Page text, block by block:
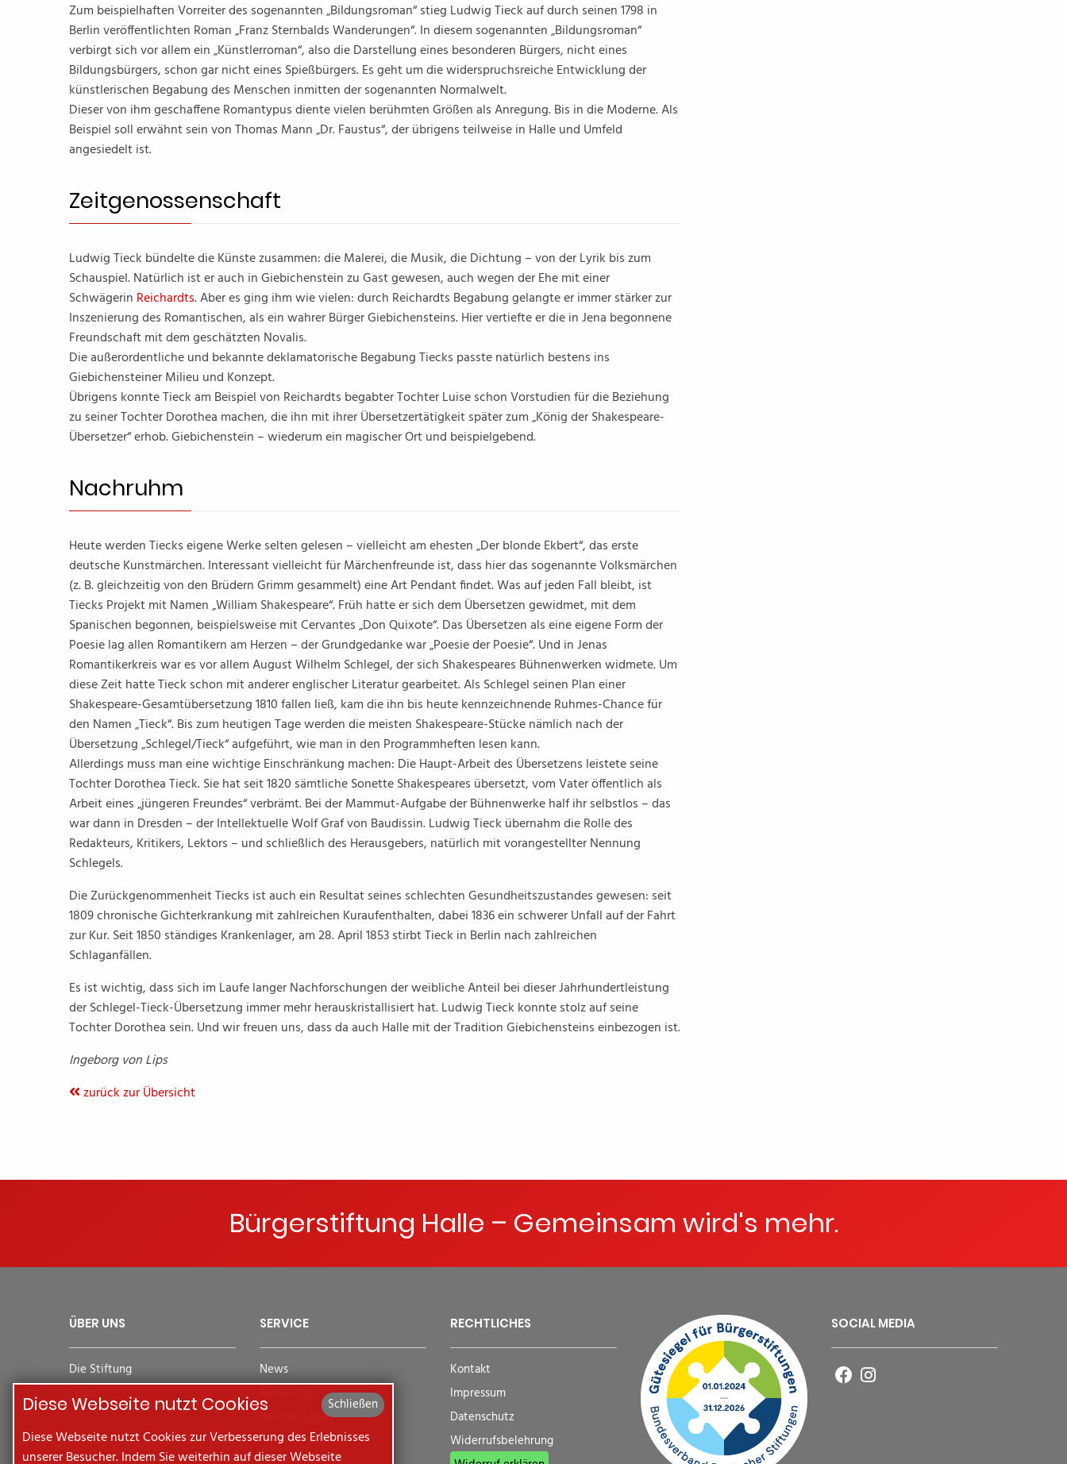
Zum beispielhaften Vorreiter des sogenannten „Bildungsroman“ stieg Ludwig Tieck auf durch seinen 1798 in
Berlin veröffentlichten Roman „Franz Sternbalds Wanderungen“. In diesem sogenannten „Bildungsroman“
verbirgt sich vor allem ein „Künstlerroman“, also die Darstellung eines besonderen Bürgers, nicht eines
Bildungsbürgers, schon gar nicht eines Spießbürgers. Es geht um die widerspruchsreiche Entwicklung der
künstlerischen Begabung des Menschen inmitten der sogenannten Normalwelt.
Dieser von ihm geschaffene Romantypus diente vielen berühmten Größen als Anregung. Bis in die Moderne. Als
Beispiel soll erwähnt sein von Thomas Mann „Dr. Faustus“, der übrigens teilweise in Halle und Umfeld
angesiedelt ist.
Zeitgenossenschaft
Ludwig Tieck bündelte die Künste zusammen: die Malerei, die Musik, die Dichtung – von der Lyrik bis zum
Schauspiel. Natürlich ist er auch in Giebichenstein zu Gast gewesen, auch wegen der Ehe mit einer
Schwägerin Reichardts. Aber es ging ihm wie vielen: durch Reichardts Begabung gelangte er immer stärker zur
Inszenierung des Romantischen, als ein wahrer Bürger Giebichensteins. Hier vertiefte er die in Jena begonnene
Freundschaft mit dem geschätzten Novalis.
Die außerordentliche und bekannte deklamatorische Begabung Tiecks passte natürlich bestens ins
Giebichensteiner Milieu und Konzept.
Übrigens konnte Tieck am Beispiel von Reichardts begabter Tochter Luise schon Vorstudien für die Beziehung
zu seiner Tochter Dorothea machen, die ihn mit ihrer Übersetzertätigkeit später zum „König der Shakespeare-
Übersetzer“ erhob. Giebichenstein – wiederum ein magischer Ort und beispielgebend.
Nachruhm
Heute werden Tiecks eigene Werke selten gelesen – vielleicht am ehesten „Der blonde Ekbert“, das erste
deutsche Kunstmärchen. Interessant vielleicht für Märchenfreunde ist, dass hier das sogenannte Volksmärchen
(z. B. gleichzeitig von den Brüdern Grimm gesammelt) eine Art Pendant findet. Was auf jeden Fall bleibt, ist
Tiecks Projekt mit Namen „William Shakespeare“. Früh hatte er sich dem Übersetzen gewidmet, mit dem
Spanischen begonnen, beispielsweise mit Cervantes „Don Quixote“. Das Übersetzen als eine eigene Form der
Poesie lag allen Romantikern am Herzen – der Grundgedanke war „Poesie der Poesie“. Und in Jenas
Romantikerkreis war es vor allem August Wilhelm Schlegel, der sich Shakespeares Bühnenwerken widmete. Um
diese Zeit hatte Tieck schon mit anderer englischer Literatur gearbeitet. Als Schlegel seinen Plan einer
Shakespeare-Gesamtübersetzung 1810 fallen ließ, kam die ihn bis heute kennzeichnende Ruhmes-Chance für
den Namen „Tieck“. Bis zum heutigen Tage werden die meisten Shakespeare-Stücke nämlich nach der
Übersetzung „Schlegel/Tieck“ aufgeführt, wie man in den Programmheften lesen kann.
Allerdings muss man eine wichtige Einschränkung machen: Die Haupt-Arbeit des Übersetzens leistete seine
Tochter Dorothea Tieck. Sie hat seit 1820 sämtliche Sonette Shakespeares übersetzt, vom Vater öffentlich als
Arbeit eines „jüngeren Freundes“ verbrämt. Bei der Mammut-Aufgabe der Bühnenwerke half ihr selbstlos – das
war dann in Dresden – der Intellektuelle Wolf Graf von Baudissin. Ludwig Tieck übernahm die Rolle des
Redakteurs, Kritikers, Lektors – und schließlich des Herausgebers, natürlich mit vorangestellter Nennung
Schlegels.
Die Zurückgenommenheit Tiecks ist auch ein Resultat seines schlechten Gesundheitszustandes gewesen: seit
1809 chronische Gichterkrankung mit zahlreichen Kuraufenthalten, dabei 1836 ein schwerer Unfall auf der Fahrt
zur Kur. Seit 1850 ständiges Krankenlager, am 28. April 1853 stirbt Tieck in Berlin nach zahlreichen
Schlaganfällen.
Es ist wichtig, dass sich im Laufe langer Nachforschungen der weibliche Anteil bei dieser Jahrhundertleistung
der Schlegel-Tieck-Übersetzung immer mehr herauskristallisiert hat. Ludwig Tieck konnte stolz auf seine
Tochter Dorothea sein. Und wir freuen uns, dass da auch Halle mit der Tradition Giebichensteins einbezogen ist.
Ingeborg von Lips
zurück zur Übersicht
Bürgerstiftung Halle – Gemeinsam wird's mehr.
ÜBER UNS
Die Stiftung
Team
SERVICE
News
Interner Login
RECHTLICHES
Kontakt
Impressum
Datenschutz
Widerrufsbelehrung
SOCIAL MEDIA
Schließen
Diese Webseite nutzt Cookies
Diese Webseite nutzt Cookies zur Verbesserung des Erlebnisses
unserer Besucher. Indem Sie weiterhin auf dieser Webseite